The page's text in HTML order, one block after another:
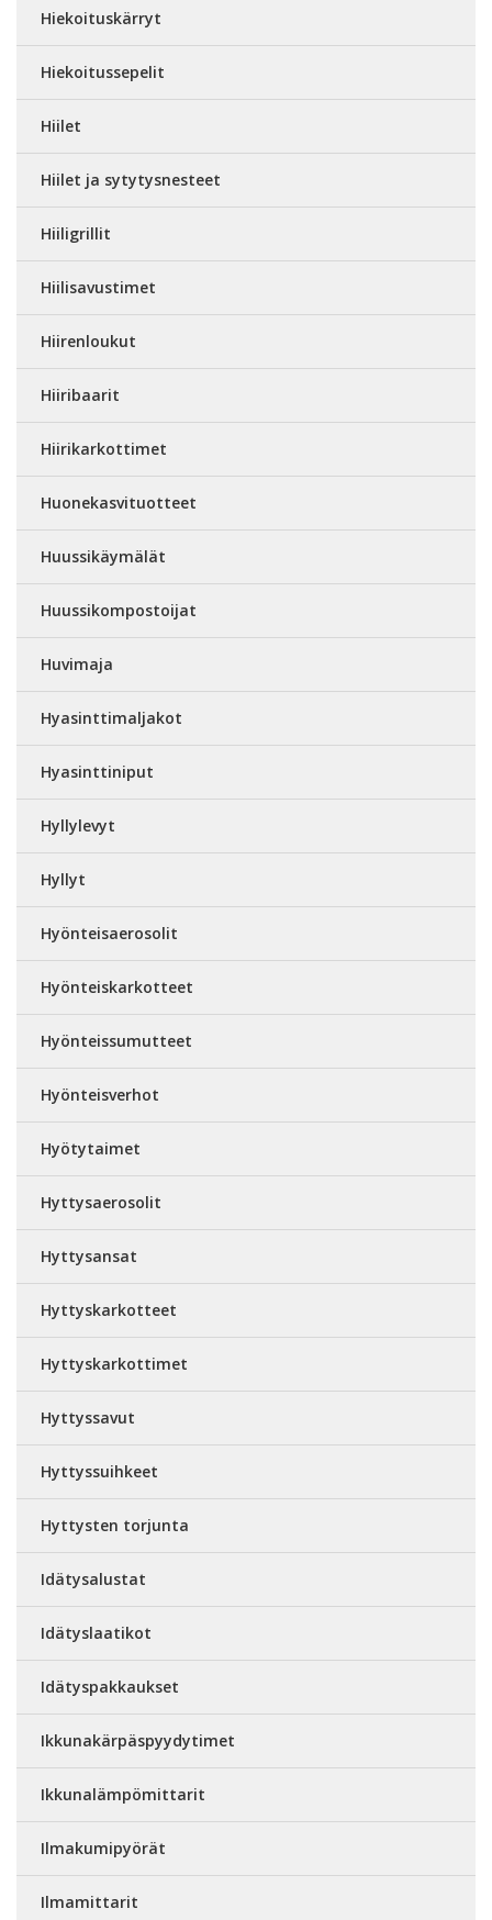
Hiekoituskärryt
Hiekoitussepelit
Hiilet
Hiilet ja sytytysnesteet
Hiiligrillit
Hiilisavustimet
Hiirenloukut
Hiiribaarit
Hiirikarkottimet
Huonekasvituotteet
Huussikäymälät
Huussikompostoijat
Huvimaja
Hyasinttimaljakot
Hyasinttiniput
Hyllylevyt
Hyllyt
Hyönteisaerosolit
Hyönteiskarkotteet
Hyönteissumutteet
Hyönteisverhot
Hyötytaimet
Hyttysaerosolit
Hyttysansat
Hyttyskarkotteet
Hyttyskarkottimet
Hyttyssavut
Hyttyssuihkeet
Hyttysten torjunta
Idätysalustat
Idätyslaatikot
Idätyspakkaukset
Ikkunakärpäspyydytimet
Ikkunalämpömittarit
Ilmakumipyörät
Ilmamittarit